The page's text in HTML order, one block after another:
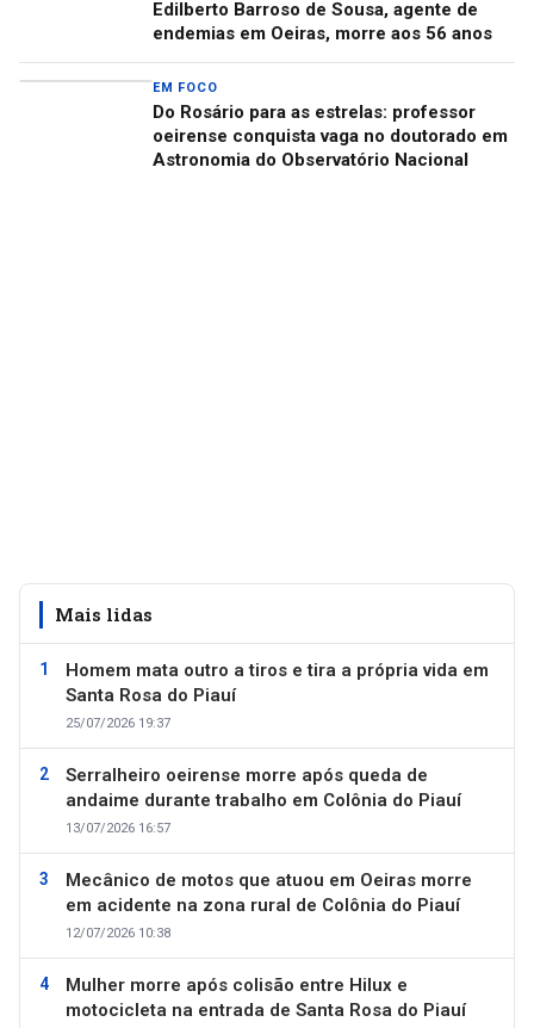
Edilberto Barroso de Sousa, agente de
endemias em Oeiras, morre aos 56 anos
EM FOCO
Do Rosário para as estrelas: professor
oeirense conquista vaga no doutorado em
Astronomia do Observatório Nacional
Mais lidas
Homem mata outro a tiros e tira a própria vida em
Santa Rosa do Piauí
25/07/2026 19:37
Serralheiro oeirense morre após queda de
andaime durante trabalho em Colônia do Piauí
13/07/2026 16:57
Mecânico de motos que atuou em Oeiras morre
em acidente na zona rural de Colônia do Piauí
12/07/2026 10:38
Mulher morre após colisão entre Hilux e
motocicleta na entrada de Santa Rosa do Piauí